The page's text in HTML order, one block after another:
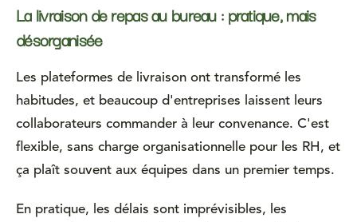
La livraison de repas au bureau : pratique, mais
désorganisée
Les plateformes de livraison ont transformé les
habitudes, et beaucoup d'entreprises laissent leurs
collaborateurs commander à leur convenance. C'est
flexible, sans charge organisationnelle pour les RH, et
ça plaît souvent aux équipes dans un premier temps.
En pratique, les délais sont imprévisibles, les